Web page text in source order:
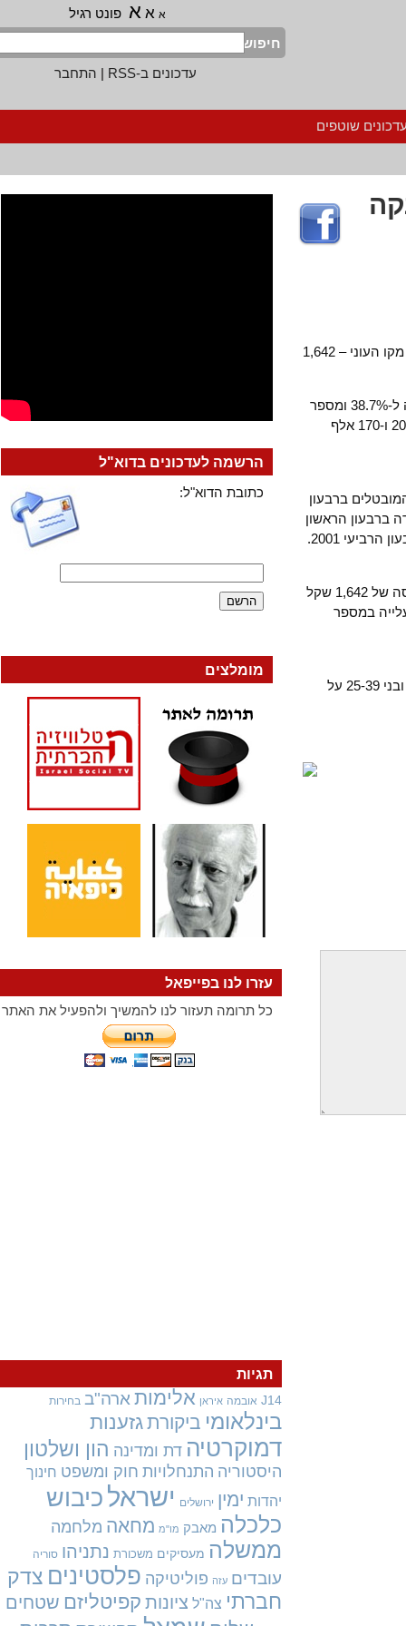
א א פונט רגיל
חיפוש
עדכונים ב-RSS
|התחבר
שוטפים
ברבעון הראשון 2002. ההכנסה של 54% מהמשפחות הפלסטיניות בשטחים נמוכה מקו העוני – 1,642
שיעור האבטלה בקרבי הפלסטינים תשובי השטחים הגיע ברבעון הראשון של השנה ל-38.7% ומספר
המובטלים הסתכם בכ-315 אלף איש, לעומת 285 אלף מובטלים ברבעון הרביעי 2001 ו-170 אלף
ברבעון
עמדה ברבעון הראשון
אחוז המועסקים שנמצאים מתחת לקו העוני עומד על 54.2%. קו העוני מוגדר כהכנסה של 1,642 שקל
הראשון 2002 נרשמה עלייה במספר
מתוך כוח העבודה עומד שיעור אבטלה של בני 15-19 על 44%, בני 20-24 על 38%, ובני 25-39 על
הרשמה לעדכונים בדוא"ל
כתובת הדוא"ל:
מומלצים
עזרו לנו בפייפאל
כל תרומה תעזור לנו להמשיך ולהפעיל את האתר
תגיות
J14 אובמה איראן אלימות ארה"ב בחירות
בינלאומיביקורתגזענות
דמוקרטיה דת ומדינההון ושלטון
היסטוריה התנחלויות חוק ומשפט חינוך
יהדות ימין ירושלים ישראלכיבוש
כלכלה מאבק מו"מ מחאהמלחמה
ממשלה מעסיקים משכורת נתניהו סוריה
עובדים עזה פוליטיקה פלסטיניםצדק
חברתי צה"ל ציונותקפיטליזםשטחים